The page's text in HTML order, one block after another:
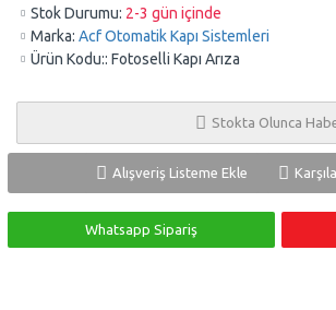
Stok Durumu: 2-3 gün içinde
Marka: Acf Otomatik Kapı Sistemleri
Ürün Kodu:: Fotoselli Kapı Arıza
Stokta Olunca
Alışveriş Listeme Ekle
Whatsapp Sipariş